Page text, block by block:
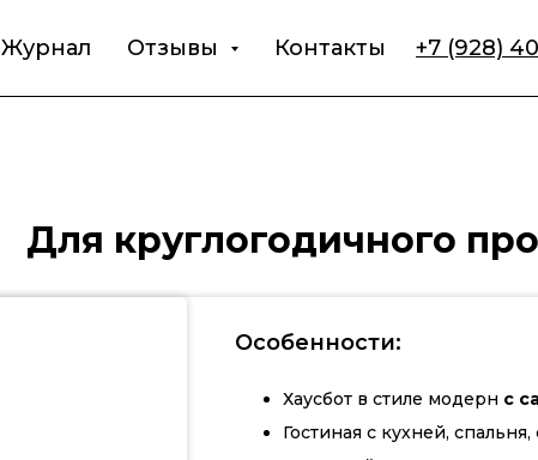
Журнал Отзывы Контакты +7 (928)
Для круглогодичного
Хаусбот в стиле модерн с
Гостиная с кухней, спальня,
Особенности: